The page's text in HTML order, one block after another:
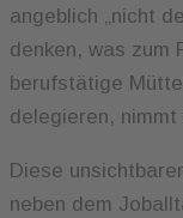
angeblich „nicht
denken, was zum
berufstätige
delegieren,
Diese
neben dem